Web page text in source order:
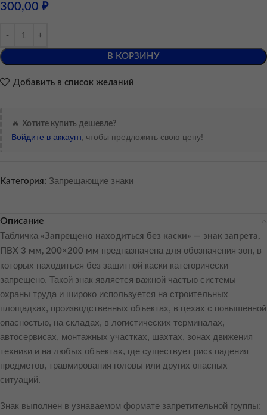
300,00 ₽
В КОРЗИНУ
Добавить в список желаний
🔥 Хотите купить дешевле?
Войдите в аккаунт, чтобы предложить свою цену!
Категория: Запрещающие знаки
Описание
Табличка «Запрещено находиться без каски» — знак запрета,
ПВХ 3 мм, 200×200 мм предназначена для обозначения зон, в
которых находиться без защитной каски категорически
запрещено. Такой знак является важной частью системы
охраны труда и широко используется на строительных
площадках, производственных объектах, в цехах с повышенной
опасностью, на складах, в логистических терминалах,
автосервисах, монтажных участках, шахтах, зонах движения
техники и на любых объектах, где существует риск падения
предметов, травмирования головы или других опасных
ситуаций.
Знак выполнен в узнаваемом формате запретительной группы: